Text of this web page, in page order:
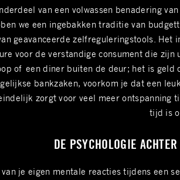
van een volwassen benadering
we een ingebakken traditie van
geavanceerde zelfreguleringstools.
voor de verstandige consument die
of een diner buiten de deur; het is
bankzaken, voorkom je dat een
zorgt voor veel meer ontspanning
tijd is
DE PSYCHOLOGIE
je eigen mentale reacties tijdens een